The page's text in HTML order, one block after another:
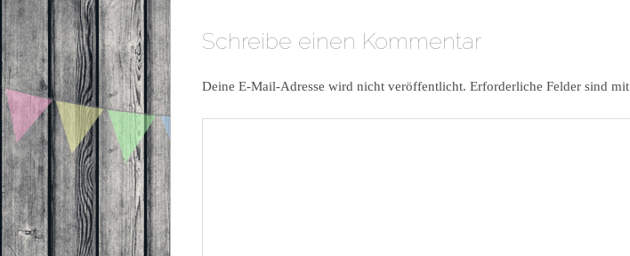
Schreibe einen Kommentar
Deine E-Mail-Adresse wird nicht veröffentlicht. Erforderliche Felder sind mit